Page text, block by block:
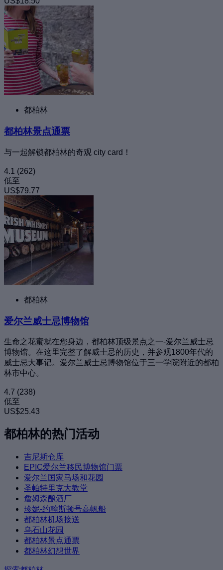
都柏林
都柏林景点通票
与一起解锁都柏林的奇观 city card！
4.1 (262)
低至
US$79.77
都柏林
爱尔兰威士忌博物馆
生命之花蜜就在您身边，都柏林顶级景点之一-爱尔兰威士忌
博物馆。在这里完整了解威士忌的历史，并参观1800年代的
威士忌大事记。爱尔兰威士忌博物馆位于三一学院附近的都柏
林市中心。
4.7 (238)
低至
US$25.43
都柏林的热门活动
吉尼斯仓库
EPIC爱尔兰移民博物馆门票
爱尔兰国家马场和花园
圣帕特里克大教堂
詹姆森酿酒厂
珍妮-约翰斯顿号高帆船
都柏林机场接送
乌石山花园
都柏林景点通票
都柏林幻想世界